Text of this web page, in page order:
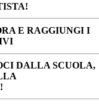
E RAGGIUNGI I
DALLA SCUOLA,